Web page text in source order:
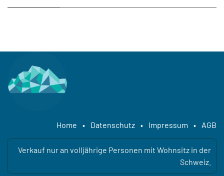
Home • Datenschutz • Impressum • AGB
Verkauf nur an volljährige Personen mit Wohnsitz in der
Schweiz.